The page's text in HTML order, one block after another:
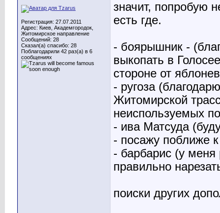
Регистрация: 27.07.2011
Адрес: Киев, Академгородок,
Житомирское направление
Сообщений: 28
Сказал(а) спасибо: 28
Поблагодарили 42 раз(а) в 6
сообщениях
значит, попробую
есть где.
- боярышник -
выкопать в
стороне от
- ругоза
Житомирской
неиспользуемых
- ива Матсуда
- посажу поближе
- барбарис (у меня
правильно
поиски других